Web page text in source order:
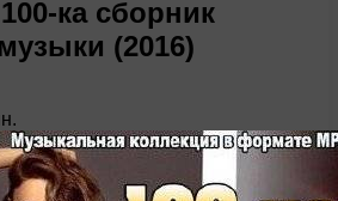
ка сборник
(2016)